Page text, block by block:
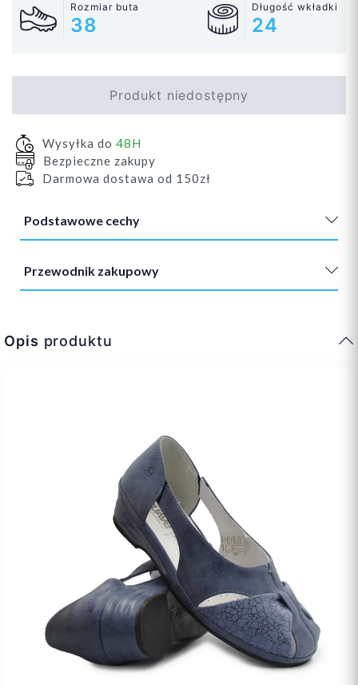
Rozmiar buta
38
Długość wkładki
24
Produkt niedostępny
Wysyłka do 48H
Bezpieczne zakupy
Darmowa dostawa od 150zł
Podstawowe cechy
Przewodnik zakupowy
Opis produktu